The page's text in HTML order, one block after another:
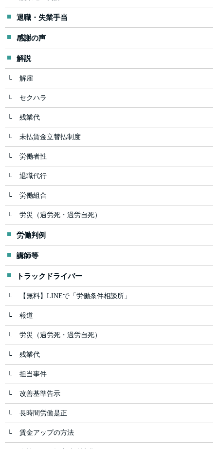
退職・失業手当
感謝の声
解説
解雇
セクハラ
残業代
未払賃金立替払制度
労働者性
退職代行
労働組合
労災（過労死・過労自死）
労働判例
講師等
トラックドライバー
【無料】LINEで「労働条件相談所」
報道
労災（過労死・過労自死）
残業代
担当事件
改善基準告示
長時間労働是正
賃金アップの方法